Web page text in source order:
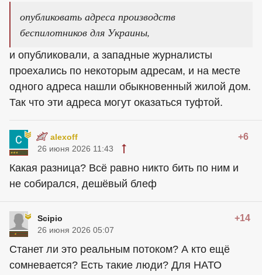
опубликовать адреса производств
беспилотников для Украины,
и опубликовали, а западные журналисты
проехались по некоторым адресам, и на месте
одного адреса нашли обыкновенный жилой дом.
Так что эти адреса могут оказаться туфтой.
alexoff +6
26 июня 2026 11:43
Какая разница? Всё равно никто бить по ним и
не собирался, дешёвый блеф
Scipio +14
26 июня 2026 05:07
Станет ли это реальным потоком? А кто ещё
сомневается? Есть такие люди? Для НАТО